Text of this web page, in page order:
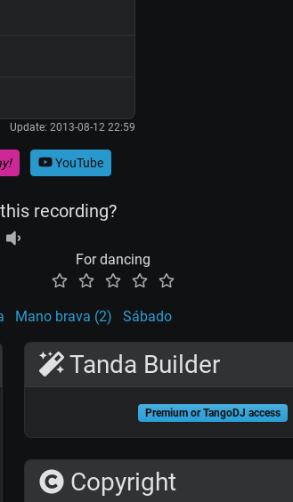
Update: 2013-08-12 22:59
YouTube
recording?
For dancing
Mano brava (2) Sábado
Tanda Builder
Premium or TangoDJ access
Copyright